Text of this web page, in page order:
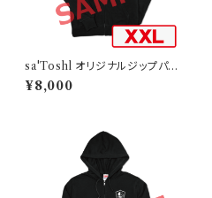
sa'Toshl オリジナルジップパー
カー TYPE-B-XXL
¥8,000